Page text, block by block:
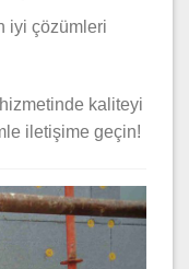
iyi çözümleri
hizmetinde kaliteyi
iletişime geçin!